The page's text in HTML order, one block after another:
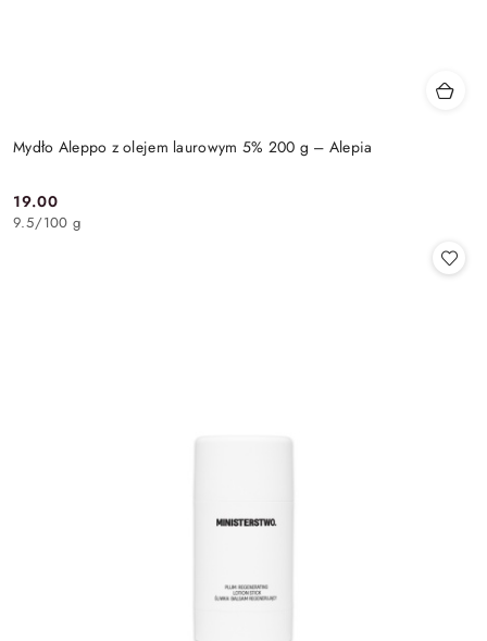
Mydło Aleppo z olejem laurowym 5% 200 g – Alepia
Cena:
19.00
9.5/100 g